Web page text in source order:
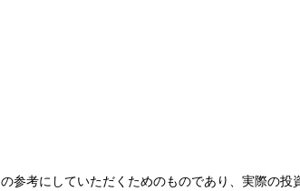
参考にしていただくためのものであり、実際の投